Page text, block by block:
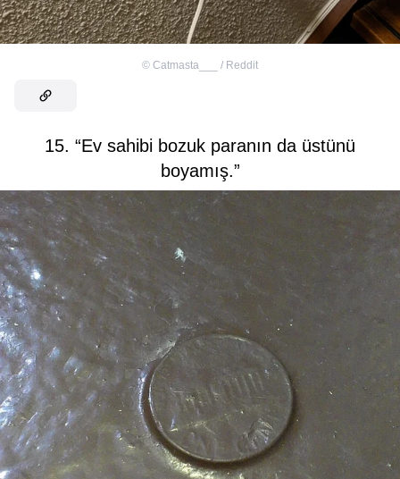
© Catmasta___ / Reddit
15. “Ev sahibi bozuk paranın da üstünü
boyamış.”